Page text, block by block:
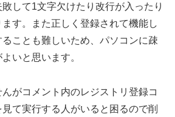
して1文字欠けたり改行が入ったり
す。また正しく登録されて機能し
ことも難しいため、パソコンに疎
いと思います。
がコメント内のレジストリ登録コ
て実行する人がいると困るので削